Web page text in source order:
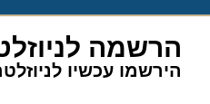
הרשמה לניוזלטר
הירשמו עכשיו